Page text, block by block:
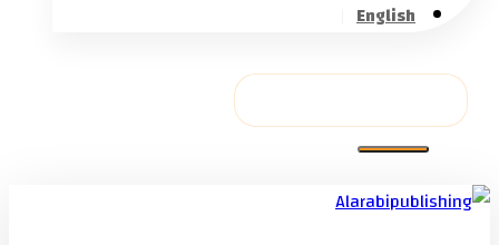
English